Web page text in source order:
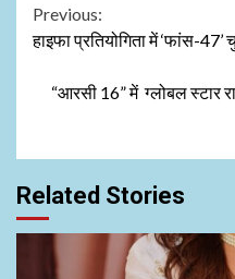
Continue
Reading
Previous:
हाइफा प्रतियोगिता में ‘फांस-47’
“आरसी 16” में ग्लोबल स्टार
Related Stories